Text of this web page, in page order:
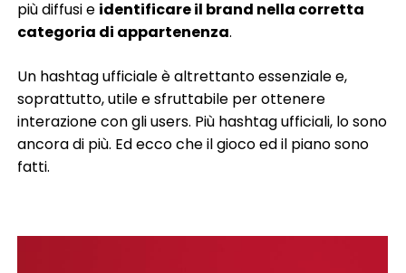
più diffusi e identificare il brand nella corretta
categoria di appartenenza.
Un hashtag ufficiale è altrettanto essenziale e,
soprattutto, utile e sfruttabile per ottenere
interazione con gli users. Più hashtag ufficiali, lo sono
ancora di più. Ed ecco che il gioco ed il piano sono
fatti.